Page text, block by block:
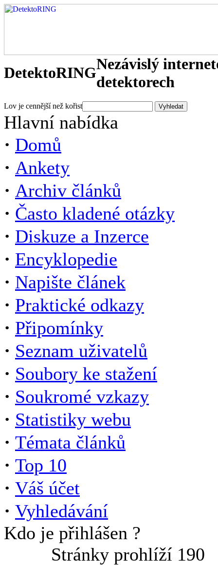
DetektoRINGNezávislý
detektorech
Lov je cennější než kořist
Hlavní nabídka
· Domů
· Ankety
· Archiv článků
· Často kladené otázky
· Diskuze a Inzerce
· Encyklopedie
· Napište článek
· Praktické odkazy
· Připomínky
· Seznam uživatelů
· Soubory ke stažení
· Soukromé vzkazy
· Statistiky webu
· Témata článků
· Top 10
· Váš účet
· Vyhledávání
Kdo je přihlášen ?
Stránky prohlíží 190